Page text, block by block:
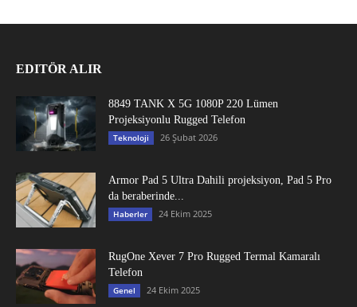
EDITÖR ALIR
8849 TANK X 5G 1080P 220 Lümen
Projeksiyonlu Rugged Telefon
Teknoloji 26 Şubat 2026
Armor Pad 5 Ultra Dahili projeksiyon, Pad 5 Pro
da beraberinde...
Haberler 24 Ekim 2025
RugOne Xever 7 Pro Rugged Termal Kamaralı
Telefon
Genel 24 Ekim 2025